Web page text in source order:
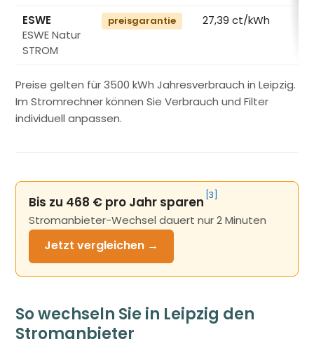
ESWE
ESWE Natur
STROM
preisgarantie
27,39 ct/kWh
Preise gelten für 3500 kWh Jahresverbrauch in Leipzig.
Im Stromrechner können Sie Verbrauch und Filter
individuell anpassen.
Bis zu 468 € pro Jahr sparen [3]
Stromanbieter-Wechsel dauert nur 2 Minuten
Jetzt vergleichen →
So wechseln Sie in Leipzig den
Stromanbieter